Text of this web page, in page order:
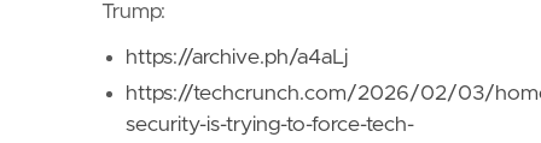
Trump:
https://archive.ph/a4aLj
https://techcrunch.com/2026/02/03/
security-is-trying-to-force-tech-